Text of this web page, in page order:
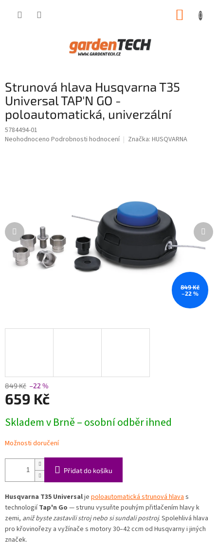
Strunová hlava Husqvarna T35
Universal TAP'N GO -
poloautomatická, univerzální
5784494-01
Průměrné
Neohodnoceno Podrobnosti hodnocení Značka: HUSQVARNA
849 Kč
–22 %
849 Kč –22 %
659 Kč
cena:
Skladem v Brně – osobní odběr ihned
Možnosti doručení
Přidat do košíku
Husqvarna T35 Universalje poloautomatická strunová hlavas
technologiíTap'n Go — strunu vysuňte pouhým přitlačením hlavy k
zemi, aniž byste zastavili stroj nebo si sundali postroj. Spolehlivá hlava
pro křovinořezy a vyžínače s motory 30–42 ccm od Husqvarny i jiných
značek.